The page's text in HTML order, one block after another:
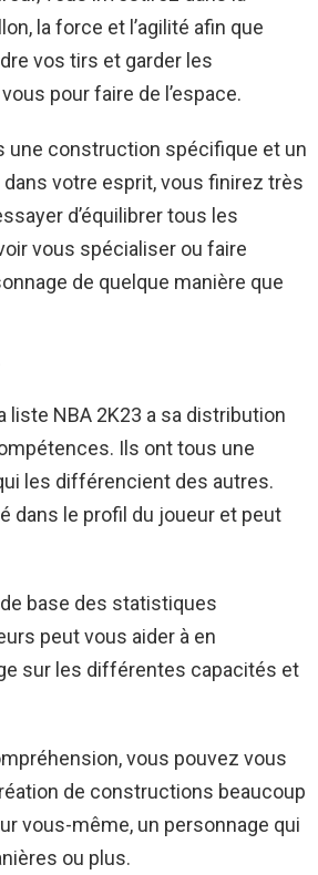
la force et l’agilité afin que
vos tirs et garder les
pour faire de l’espace.
une construction spécifique et un
votre esprit, vous finirez très
d’équilibrer tous les
vous spécialiser ou faire
de quelque manière que
liste NBA 2K23 a sa distribution
Ils ont tous une
les différencient des autres.
dans le profil du joueur et peut
base des statistiques
peut vous aider à en
sur les différentes capacités et
vous pouvez vous
de constructions beaucoup
vous-même, un personnage qui
ou plus.